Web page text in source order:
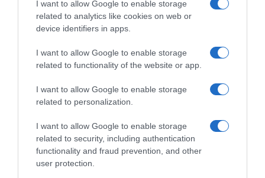
I want to allow Google to enable storage
related to analytics like cookies on web or
device identifiers in apps.
I want to allow Google to enable storage
related to functionality of the website or app.
I want to allow Google to enable storage
related to personalization.
I want to allow Google to enable storage
related to security, including authentication
functionality and fraud prevention, and other
user protection.
Épices
Proportions pour 4 Personnes Temps de Préparation 15 Minutes
Lire la suite »